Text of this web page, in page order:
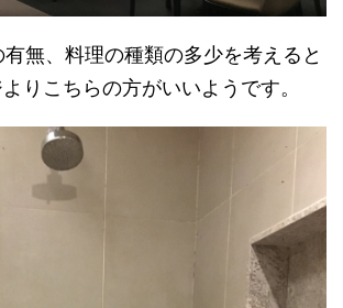
無、料理の種類の多少を考えると
りこちらの方がいいようです。